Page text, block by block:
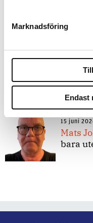
Marknadsföring
Endast
7 juli 2026
Debatt:
kan
15 juni
Mats
bara